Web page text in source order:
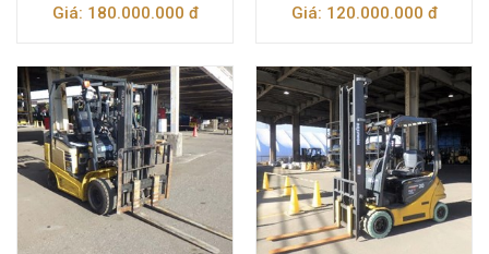
Giá: 180.000.000 đ
Giá: 120.000.000 đ